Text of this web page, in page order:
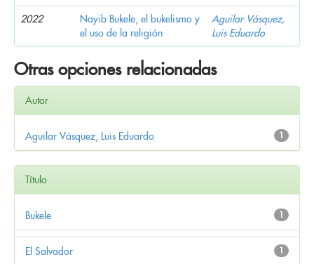
2022
Nayib Bukele, el bukelismo y
el uso de la religión
Aguilar Vásquez,
Luis Eduardo
Otras opciones relacionadas
Autor
1
Aguilar Vásquez, Luis Eduardo
Título
1
Bukele
1
El Salvador